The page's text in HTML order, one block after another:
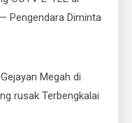
Pengendara Diminta
Megah di
rusak Terbengkalai